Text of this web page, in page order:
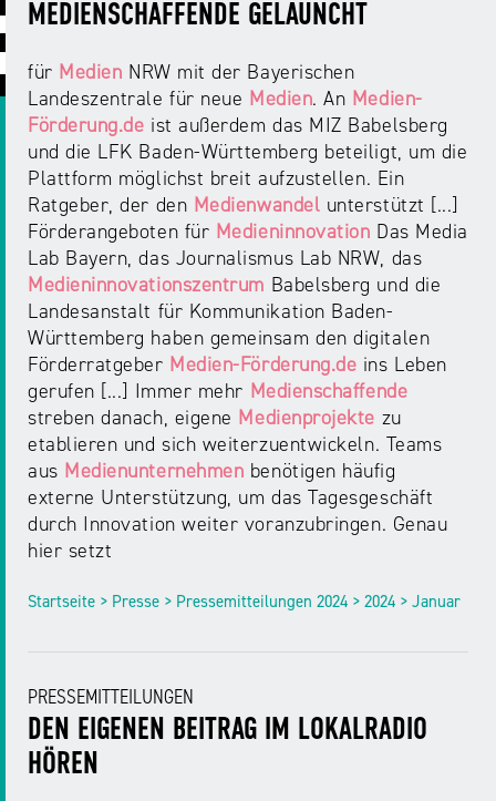
Intermediäre
Europa
in
der
Medienregulierung
Audio
Desinformation
Medienvielfalt
am
Standort
NRW
Growth
Laut-
und-
Klar-
Festival
Medienkarriere
NRW
Medienscouts
Convention
Medienversammlung
Preis
für
Partizipation
gegen
Desinformation
#äsch-
Tecks
Juuuport
NRWision
FLIMMO
Förderungen
und
Ausschreibungen
Datenschutzaufsicht
Rechtsgrundlagen
Berichte
Die
Medienkommission
Kontakt
&
Anfahrt
MEDIENSCHAFFENDE GELAUNCHT
für Medien NRW mit der Bayerischen
Landeszentrale für neue Medien. An Medien-
Förderung.de ist außerdem das MIZ Babelsberg
und die LFK Baden-Württemberg beteiligt, um die
Plattform möglichst breit aufzustellen. Ein
Ratgeber, der den Medienwandel unterstützt [...]
Förderangeboten für Medieninnovation Das Media
Lab Bayern, das Journalismus Lab NRW, das
Medieninnovationszentrum Babelsberg und die
Landesanstalt für Kommunikation Baden-
Württemberg haben gemeinsam den digitalen
Förderratgeber Medien-Förderung.de ins Leben
gerufen [...] Immer mehr Medienschaffende
streben danach, eigene Medienprojekte zu
etablieren und sich weiterzuentwickeln. Teams
aus Medienunternehmen benötigen häufig
externe Unterstützung, um das Tagesgeschäft
durch Innovation weiter voranzubringen. Genau
hier setzt
Startseite > Presse > Pressemitteilungen 2024 > 2024 > Januar
PRESSEMITTEILUNGEN
DEN EIGENEN BEITRAG IM LOKALRADIO
HÖREN